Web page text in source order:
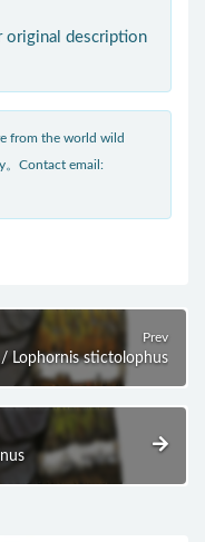
original description
from the world wild
。Contact email:
Prev
Lophornis stictolophus